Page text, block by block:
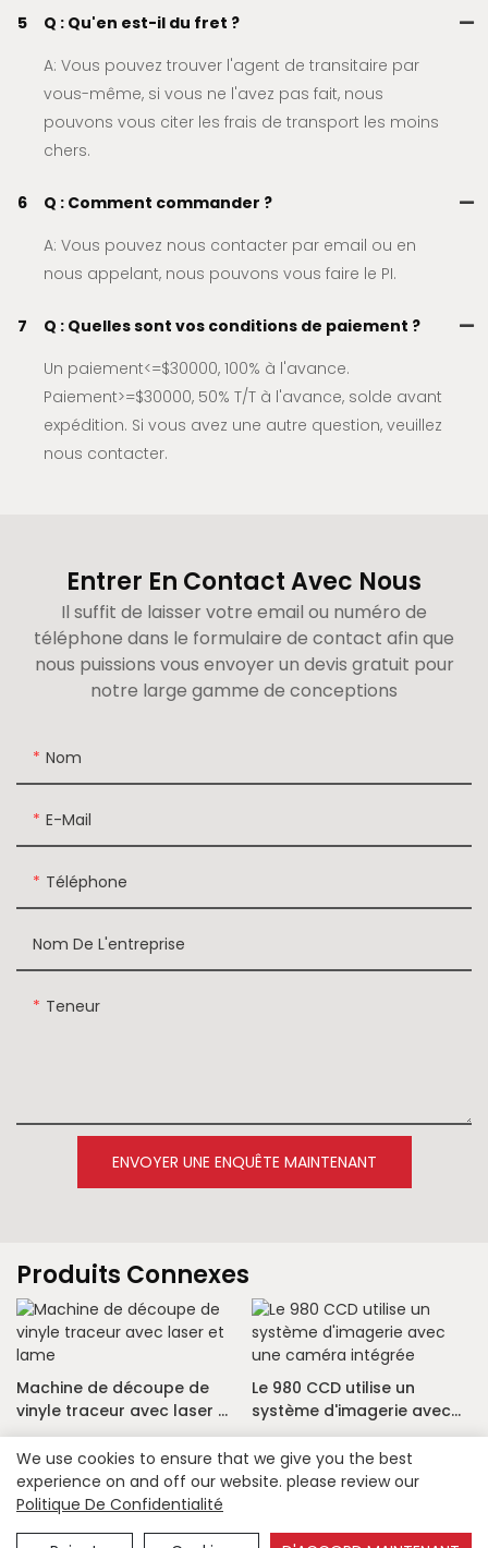
5
Q : Qu'en est-il du fret ?
A: Vous pouvez trouver l'agent de transitaire par
vous-même, si vous ne l'avez pas fait, nous
pouvons vous citer les frais de transport les moins
chers.
6
Q : Comment commander ?
A: Vous pouvez nous contacter par email ou en
nous appelant, nous pouvons vous faire le PI.
7
Q : Quelles sont vos conditions de paiement ?
Un paiement<=$30000, 100% à l'avance.
Paiement>=$30000, 50% T/T à l'avance, solde avant
expédition. Si vous avez une autre question, veuillez
nous contacter.
Entrer En Contact Avec Nous
Il suffit de laisser votre email ou numéro de
téléphone dans le formulaire de contact afin que
nous puissions vous envoyer un devis gratuit pour
notre large gamme de conceptions
Nom
E-Mail
Téléphone
Nom De L'entreprise
Teneur
ENVOYER UNE ENQUÊTE MAINTENANT
Produits Connexes
Machine de découpe de
vinyle traceur avec laser et
lame
Le 980 CCD utilise un
système d'imagerie avec
une caméra intégrée
We use cookies to ensure that we give you the best
experience on and off our website. please review our
Politique De Confidentialité